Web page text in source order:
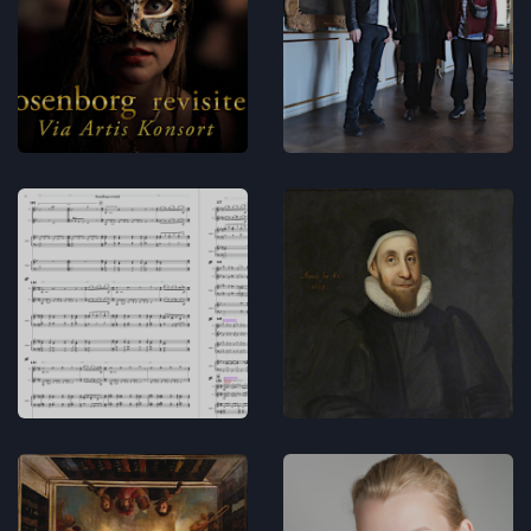
Rosenborg
revisited
Koncerter
Lydbilleder
Musikdramatik
Musikken
til
Rosenborg
revisited
Musikdramatik
Rosenborg
revisited -
Rosenborg
Line